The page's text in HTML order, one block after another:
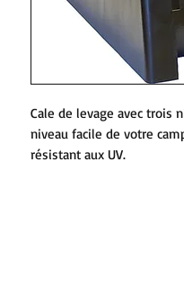
Cale de levage avec trois
niveau facile de votre
résistant aux UV.